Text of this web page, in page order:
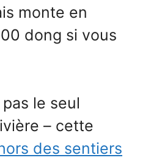
monte en
dong si vous
le seul
– cette
des sentiers